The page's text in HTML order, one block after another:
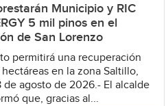
Municipio y RIC
5 mil pinos en el
de San Lorenzo
permitirá una recuperación
en la zona Saltillo,
agosto de 2026.- El alcalde
que, gracias al...